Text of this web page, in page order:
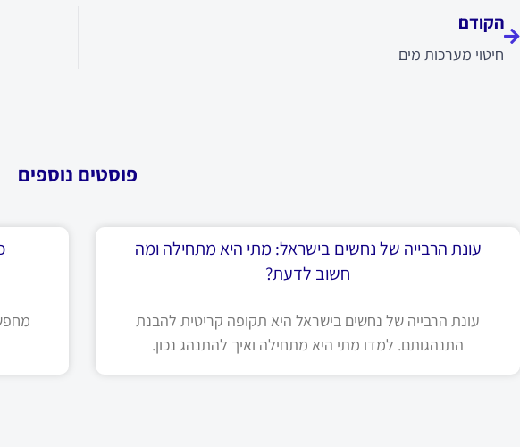
הקודם
חיטוי מערכות מים
פוסטים נוספים
עונת הרבייה של נחשים בישראל: מתי היא מתחילה ומה
חשוב לדעת?
עונת הרבייה של נחשים בישראל היא תקופה קריטית להבנת
התנהגותם. למדו מתי היא מתחילה ואיך להתנהג נכון.